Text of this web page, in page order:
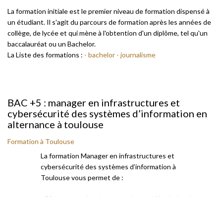
La formation initiale est le premier niveau de formation dispensé à
un étudiant. Il s'agit du parcours de formation après les années de
collège, de lycée et qui mène à l'obtention d'un diplôme, tel qu'un
baccalauréat ou un Bachelor.
La Liste des formations : - bachelor - journalisme
BAC +5 : manager en infrastructures et
cybersécurité des systèmes d’information en
alternance à toulouse
Formation à Toulouse
La formation Manager en infrastructures et
cybersécurité des systèmes d’information à
Toulouse vous permet de :